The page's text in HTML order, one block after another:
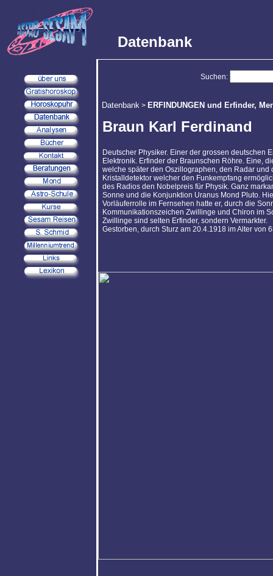
Datenbank
Suchen:
Datenbank > ERFINDUNGEN und Erfinder,
Braun Karl Ferdinand
Deutscher Physiker. Einer der grossen deutschen
Elektronik. Erfinder der Braunschen Röhre. Eine,
welche später den Oszillographen, den Radar
Kristalldetektor welcher den Funkempfang
des Radios den Nobelpreis für Physik. Ganz
Sonne und die Konjunktion Uranus Mond Pluto.
Vorläuferrolle im Fernsehen hatte er, durch die
Kommunikationszeichen Zwillinge und Chiron im
Zwillinge sind selten Erfinder, sondern Vermarkter.
Gestorben, durch Sturz am 20.4.1918 im Alter von